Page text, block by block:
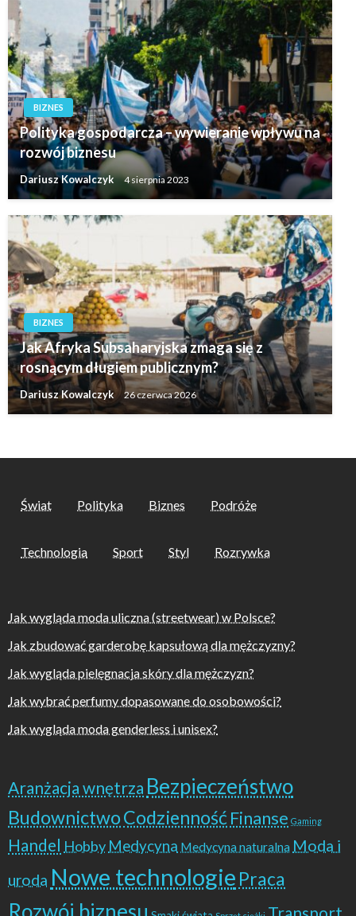
BIZNES
Polityka gospodarcza – wywieranie wpływu na
rozwój biznesu
Dariusz Kowalczyk 4 sierpnia 2023
BIZNES
Jak Afryka Subsaharyjska zmaga się z
rosnącym długiem publicznym?
Dariusz Kowalczyk 26 czerwca 2026
Świat Polityka Biznes Podróże
Technologia Sport Styl Rozrywka
Jak wygląda moda uliczna (streetwear) w Polsce?
Jak zbudować garderobę kapsułową dla mężczyzny?
Jak wygląda pielęgnacja skóry dla mężczyzn?
Jak wybrać perfumy dopasowane do osobowości?
Jak wygląda moda genderless i unisex?
Aranżacja wnętrza Bezpieczeństwo
BudownictwoCodziennośćFinanse Gaming
Handel Hobby Medycyna Medycyna naturalna Moda i
uroda Nowe technologie Praca